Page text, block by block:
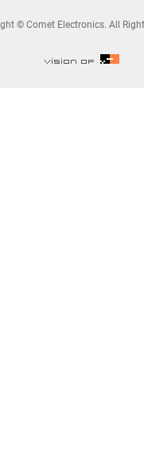
© Comet Electronics. All